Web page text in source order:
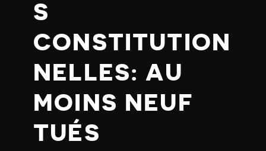
S
CONSTITUTION
NELLES: AU
MOINS NEUF
TUÉS